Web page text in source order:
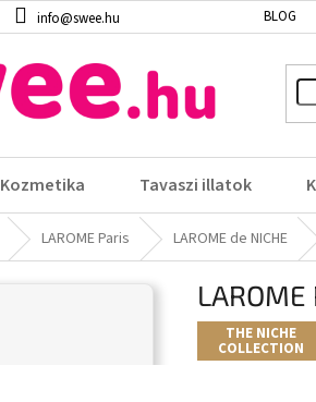
info@swee.hu BLOG
Kozmetika Tavaszi illatok
LAROME Paris LAROME de NICHE
THE NICHE
COLLECTION